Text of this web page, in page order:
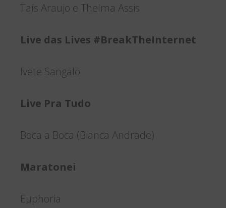
Taís Araujo e Thelma Assis
Live das Lives #BreakTheInternet
Ivete Sangalo
Live Pra Tudo
Boca a Boca (Bianca Andrade)
Maratonei
Euphoria